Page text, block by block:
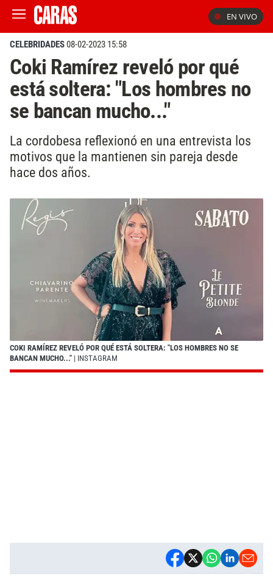
EN VIVO
CELEBRIDADES08-02-2023 15:58
Coki Ramírez reveló por qué
está soltera: "Los hombres no
se bancan mucho..."
La cordobesa reflexionó en una entrevista los
motivos que la mantienen sin pareja desde
hace dos años.
COKI RAMÍREZ REVELÓ POR QUÉ ESTÁ SOLTERA: "LOS HOMBRES NO SE
BANCAN MUCHO..." | INSTAGRAM